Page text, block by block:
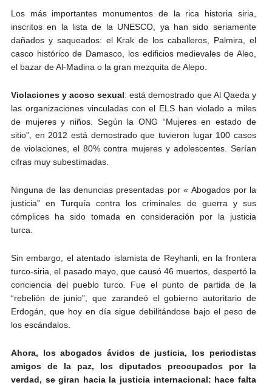
Los más importantes monumentos de la rica historia siria,
inscritos en la lista de la UNESCO, ya han sido seriamente
dañados y saqueados: el Krak de los caballeros, Palmira, el
casco histórico de Damasco, los edificios medievales de Aleo,
el bazar de Al-Madina o la gran mezquita de Alepo.
Violaciones y acoso sexual: está demostrado que Al Qaeda y
las organizaciones vinculadas con el ELS han violado a miles
de mujeres y niños. Según la ONG “Mujeres en estado de
sitio”, en 2012 está demostrado que tuvieron lugar 100 casos
de violaciones, el 80% contra mujeres y adolescentes. Serían
cifras muy subestimadas.
Ninguna de las denuncias presentadas por « Abogados por la
justicia” en Turquía contra los criminales de guerra y sus
cómplices ha sido tomada en consideración por la justicia
turca.
Sin embargo, el atentado islamista de Reyhanli, en la frontera
turco-siria, el pasado mayo, que causó 46 muertos, despertó la
conciencia del pueblo turco. Fue el punto de partida de la
“rebelión de junio”, que zarandeó el gobierno autoritario de
Erdogán, que hoy en día sigue debilitándose bajo el peso de
los escándalos.
Ahora, los abogados ávidos de justicia, los periodistas
amigos de la paz, los diputados preocupados por la
verdad, se giran hacia la justicia internacional: hace falta